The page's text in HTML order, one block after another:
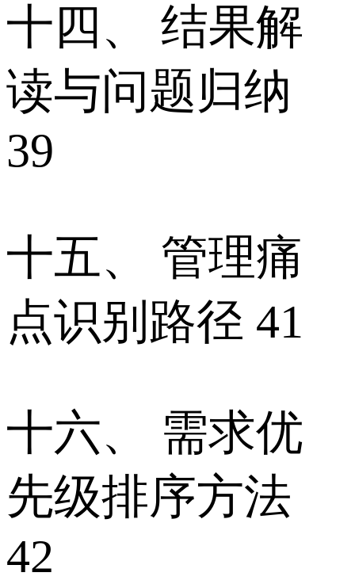
十四、 结果解
读与问题归纳
39
十五、 管理痛
点识别路径 41
十六、 需求优
先级排序方法
42